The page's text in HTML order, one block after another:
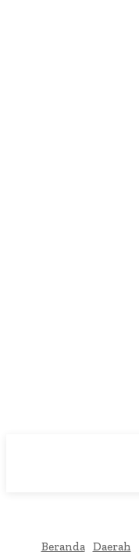
Beranda Daerah